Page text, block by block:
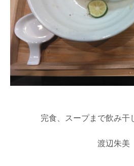
完食、スープまで飲み干
渡辺朱美